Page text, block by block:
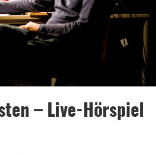
– Live-Hörspiel